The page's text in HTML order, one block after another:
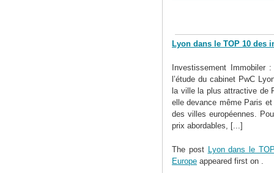
Lyon dans le TOP 10 des
Investissement Immobiler
l’étude du cabinet PwC
la ville la plus attractive de
elle devance même Paris
des villes européennes.
prix abordables, [...]
The post Lyon dans le
Europe appeared first on .